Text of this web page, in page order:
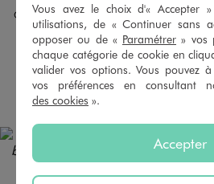
Ceinture en cuir réversible homme
12,99 €
4.5/5 de moyenne
(115 avis)
AJOUTERAU PANIER
Vous avez le choix d'« Accepter
utilisations, de « Continuer sans
opposer ou de « Paramétrer » vos
chaque catégorie de cookie en
valider vos options. Vous pouvez
vos préférences en consultant
des cookies ».
Accepter